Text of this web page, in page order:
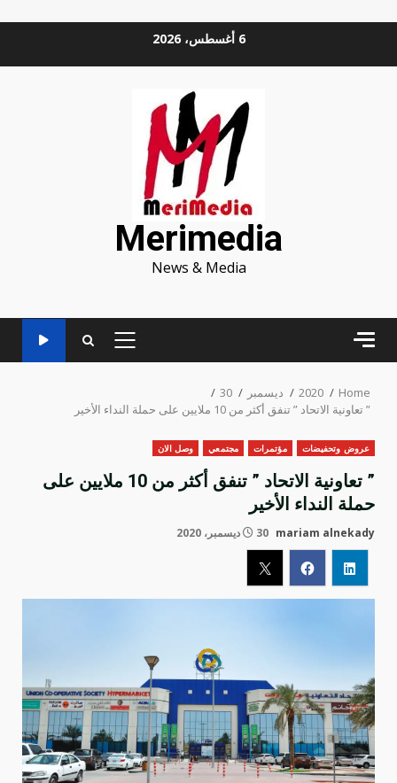
6 أغسطس، 2026
Merimedia
News & Media
PRIMARY
Home
2020 ديسمبر
30
” تعاونية الاتحاد ” تنفق أكثر من 10 ملايين على حملة النداء الأخير
عروض وتحفيضات مؤتمرات مجتمعي وصل الان
” تعاونية الاتحاد ” تنفق أكثر من 10 ملايين على
حملة النداء الأخير
mariam alnekady 30 ديسمبر، 2020